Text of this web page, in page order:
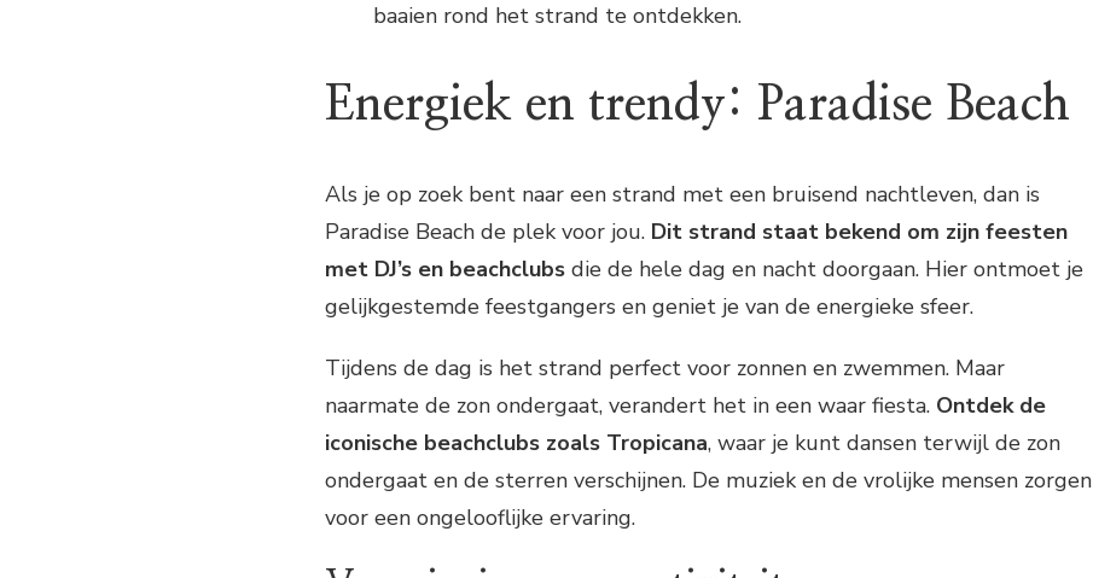
baaien rond het strand te ontdekken.
Energiek en trendy: Paradise Beach
Als je op zoek bent naar een strand met een bruisend nachtleven, dan is
Paradise Beach de plek voor jou. Dit strand staat bekend om zijn feesten
met DJ’s en beachclubs die de hele dag en nacht doorgaan. Hier ontmoet je
gelijkgestemde feestgangers en geniet je van de energieke sfeer.
Tijdens de dag is het strand perfect voor zonnen en zwemmen. Maar
naarmate de zon ondergaat, verandert het in een waar fiesta. Ontdek de
iconische beachclubs zoals Tropicana, waar je kunt dansen terwijl de zon
ondergaat en de sterren verschijnen. De muziek en de vrolijke mensen zorgen
voor een ongelooflijke ervaring.